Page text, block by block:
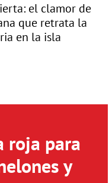
el clamor de
que retrata la
en la isla
roja para
y